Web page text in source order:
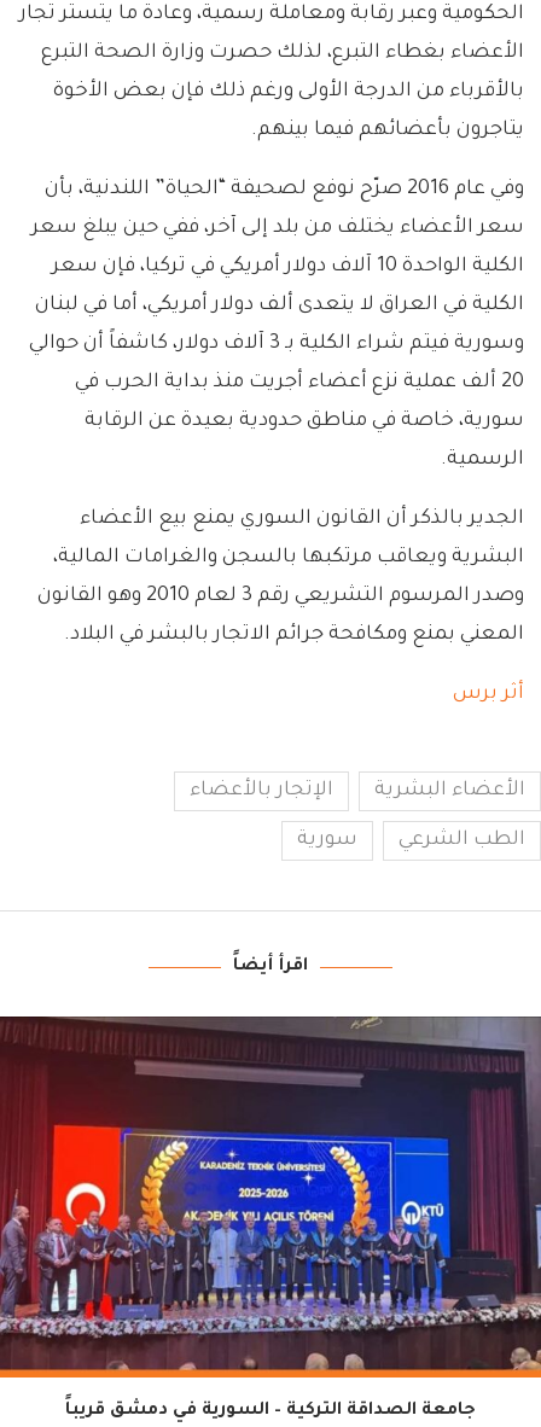
الحكومية وعبر رقابة ومعاملة رسمية، وعادة ما يتستر تجار
الأعضاء بغطاء التبرع، لذلك حصرت وزارة الصحة التبرع
بالأقرباء من الدرجة الأولى ورغم ذلك فإن بعض الأخوة
يتاجرون بأعضائهم فيما بينهم.
وفي عام 2016 صرّح نوفع لصحيفة “الحياة” اللندنية، بأن
سعر الأعضاء يختلف من بلد إلى آخر، ففي حين يبلغ سعر
الكلية الواحدة 10 آلاف دولار أمريكي في تركيا، فإن سعر
الكلية في العراق لا يتعدى ألف دولار أمريكي، أما في لبنان
وسورية فيتم شراء الكلية بـ 3 آلاف دولار، كاشفاً أن حوالي
20 ألف عملية نزع أعضاء أجريت منذ بداية الحرب في
سورية، خاصة في مناطق حدودية بعيدة عن الرقابة
الرسمية.
الجدير بالذكر أن القانون السوري يمنع بيع الأعضاء
البشرية ويعاقب مرتكبها بالسجن والغرامات المالية،
وصدر المرسوم التشريعي رقم 3 لعام 2010 وهو القانون
المعني بمنع ومكافحة جرائم الاتجار بالبشر في البلاد.
أثر برس
الأعضاء البشرية الإتجار بالأعضاء
الطب الشرعي سورية
اقرأ أيضاً
جامعة الصداقة التركية – السورية في دمشق قريباً